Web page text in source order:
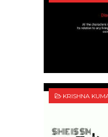
KRISHNA